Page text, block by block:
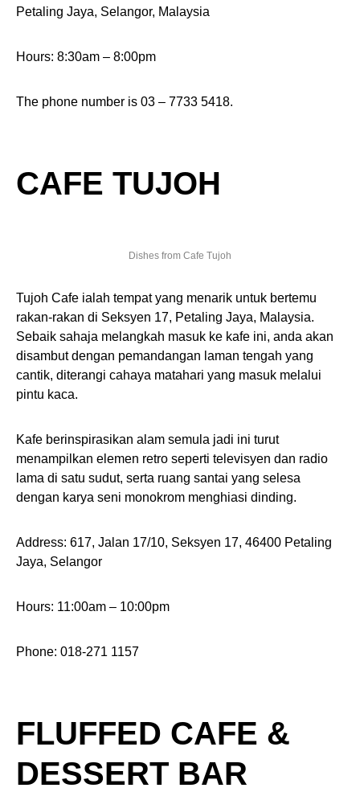
Petaling Jaya, Selangor, Malaysia
Hours: 8:30am – 8:00pm
The phone number is 03 – 7733 5418.
CAFE TUJOH
Dishes from Cafe Tujoh
Tujoh Cafe ialah tempat yang menarik untuk bertemu
rakan-rakan di Seksyen 17, Petaling Jaya, Malaysia.
Sebaik sahaja melangkah masuk ke kafe ini, anda akan
disambut dengan pemandangan laman tengah yang
cantik, diterangi cahaya matahari yang masuk melalui
pintu kaca.
Kafe berinspirasikan alam semula jadi ini turut
menampilkan elemen retro seperti televisyen dan radio
lama di satu sudut, serta ruang santai yang selesa
dengan karya seni monokrom menghiasi dinding.
Address: 617, Jalan 17/10, Seksyen 17, 46400 Petaling
Jaya, Selangor
Hours: 11:00am – 10:00pm
Phone: 018-271 1157
FLUFFED CAFE &
DESSERT BAR